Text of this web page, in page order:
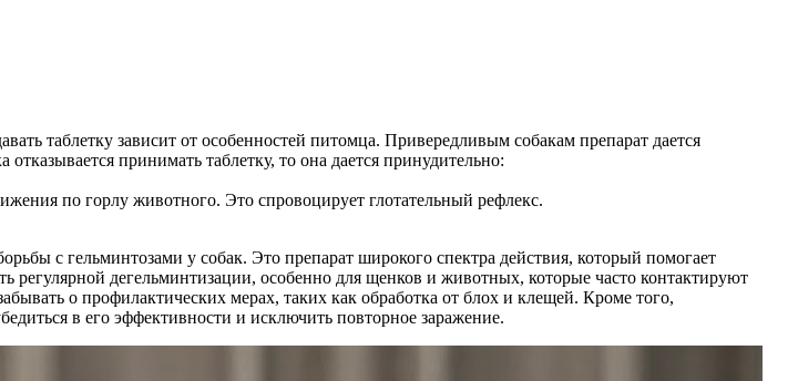
таблетку зависит от особенностей питомца. Привередливым собакам препарат дается
принимать таблетку, то она дается принудительно:
по горлу животного. Это спровоцирует глотательный рефлекс.
с гельминтозами у собак. Это препарат широкого спектра действия, который помогает
дегельминтизации, особенно для щенков и животных, которые часто контактируют
о профилактических мерах, таких как обработка от блох и клещей. Кроме того,
в его эффективности и исключить повторное заражение.